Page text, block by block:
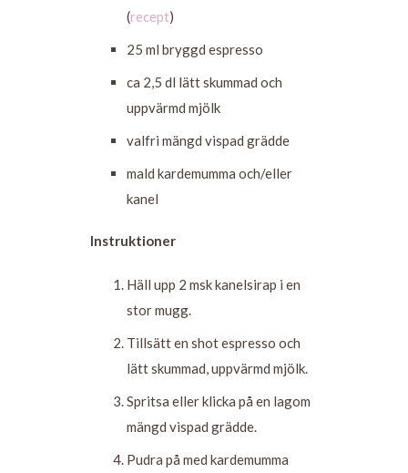
(recept)
25 ml bryggd espresso
ca 2,5 dl lätt skummad och
uppvärmd mjölk
valfri mängd vispad grädde
mald kardemumma och/eller
kanel
Instruktioner
Häll upp 2 msk kanelsirap i en
stor mugg.
Tillsätt en shot espresso och
lätt skummad, uppvärmd mjölk.
Spritsa eller klicka på en lagom
mängd vispad grädde.
Pudra på med kardemumma